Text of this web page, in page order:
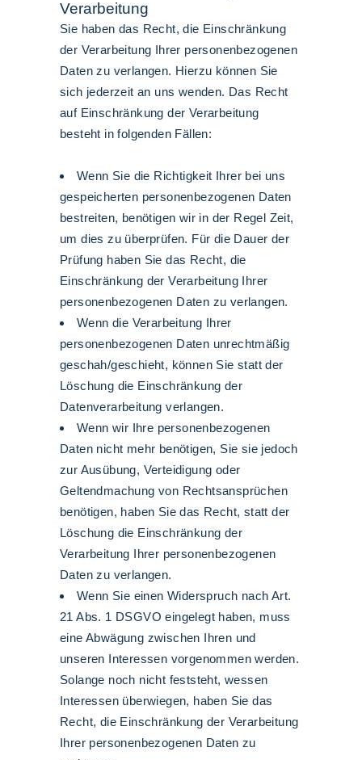
Verarbeitung
Sie haben das Recht, die Einschränkung
der Verarbeitung Ihrer personenbezogenen
Daten zu verlangen. Hierzu können Sie
sich jederzeit an uns wenden. Das Recht
auf Einschränkung der Verarbeitung
besteht in folgenden Fällen:
Wenn Sie die Richtigkeit Ihrer bei uns
gespeicherten personenbezogenen Daten
bestreiten, benötigen wir in der Regel Zeit,
um dies zu überprüfen. Für die Dauer der
Prüfung haben Sie das Recht, die
Einschränkung der Verarbeitung Ihrer
personenbezogenen Daten zu verlangen.
Wenn die Verarbeitung Ihrer
personenbezogenen Daten unrechtmäßig
geschah/geschieht, können Sie statt der
Löschung die Einschränkung der
Datenverarbeitung verlangen.
Wenn wir Ihre personenbezogenen
Daten nicht mehr benötigen, Sie sie jedoch
zur Ausübung, Verteidigung oder
Geltendmachung von Rechtsansprüchen
benötigen, haben Sie das Recht, statt der
Löschung die Einschränkung der
Verarbeitung Ihrer personenbezogenen
Daten zu verlangen.
Wenn Sie einen Widerspruch nach Art.
21 Abs. 1 DSGVO eingelegt haben, muss
eine Abwägung zwischen Ihren und
unseren Interessen vorgenommen werden.
Solange noch nicht feststeht, wessen
Interessen überwiegen, haben Sie das
Recht, die Einschränkung der Verarbeitung
Ihrer personenbezogenen Daten zu